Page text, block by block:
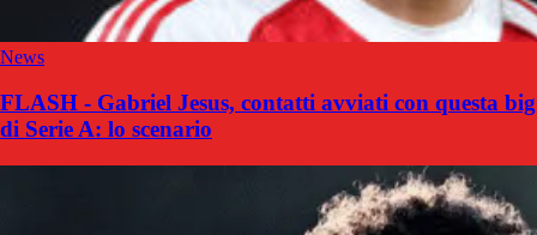
News
FLASH - Gabriel Jesus, contatti avviati con questa big
di Serie A: lo scenario